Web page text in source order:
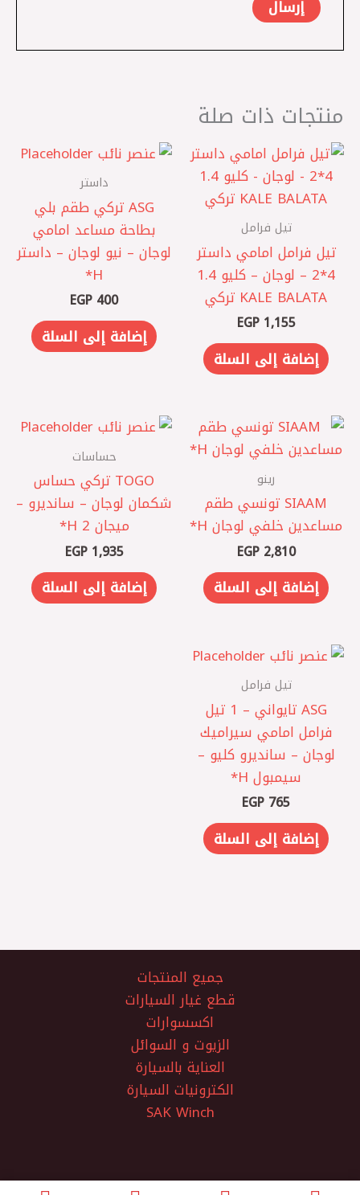
منتجات ذات صلة
تيل فرامل
تيل فرامل امامي داستر
4*2 – لوجان – كليو 1.4
KALE BALATA تركي
EGP1,155
إضافة إلى السلة
داستر
ASG تركي ‎طقم بلي
بطاحة مساعد امامي
لوجان – نيو لوجان – داستر
H*
EGP 400
إضافة إلى السلة
رينو
SIAAM تونسي ‎طقم
مساعدين خلفي لوجان H*
EGP2,810
إضافة إلى السلة
حساسات
TOGO تركي حساس
شكمان لوجان – سانديرو –
ميجان 2 ‏H*
EGP1,935
إضافة إلى السلة
تيل فرامل
ASG تايواني – 1 ‎تيل
فرامل امامي سيراميك
لوجان – سانديرو كليو –
سيمبول H*
EGP 765
إضافة إلى السلة
جميع المنتجات
قطع غيار السيارات
اكسسوارات
الزيوت و السوائل
العناية بالسيارة
الكترونيات السيارة
SAK Winch